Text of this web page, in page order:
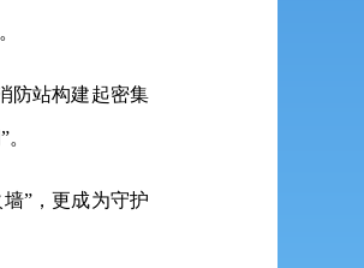
防站构建起密集
”，更成为守护